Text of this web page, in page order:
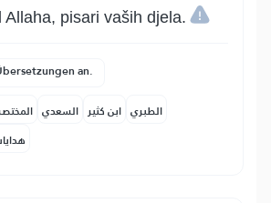
Allaha, pisari vaših djela.
an.
السعدي ابن كثير الطبري